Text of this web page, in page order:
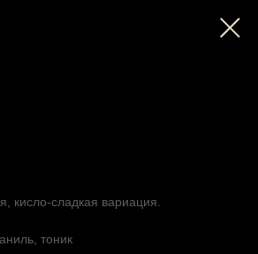
кисло-сладкая вариация.
тоник